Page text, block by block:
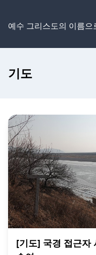
예수 그리스도의 이름
기도
[기도] 국경 접근자